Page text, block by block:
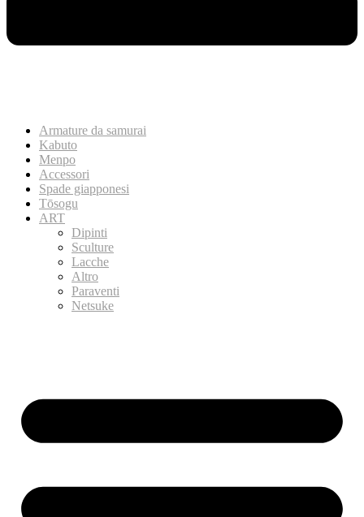
Armature da samurai
Kabuto
Menpo
Accessori
Spade giapponesi
Tōsogu
ART
Dipinti
Sculture
Lacche
Altro
Paraventi
Netsuke